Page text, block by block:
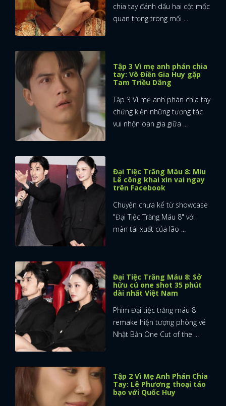
x
ĐĂNG NHẬP
chia tay đánh dấu hai cột mốc
quan trọng trong mối ...
Tập 3 Vì mẹ anh phán chia
tay: Võ Điền Gia Huy gặp
Tam Triều Dâng
Tập 3 Vì mẹ anh phán chia tay
chứng kiến những tương tác
vui nhộn oan gia giữa ...
Đại Tiệc Trăng Máu 8: Miu
Lê công khai xin vai ngay
trên Facebook
Chuyện chưa kể từ showcase
"Đại Tiệc Trăng Máu 8" với
màn tái xuất của lão ...
Đại Tiệc Trăng Máu 8: Sở
hữu cú one shot 35 phút
dài nhất Việt Nam
Phim Đại tiệc trăng máu 8
remake hiện tượng phòng vé
Nhật Bản One Cut of the ...
Tập 2 Vì Mẹ Anh Phán Chia
Tay: Lê Phương thoại táo
bạo với Quốc Huy